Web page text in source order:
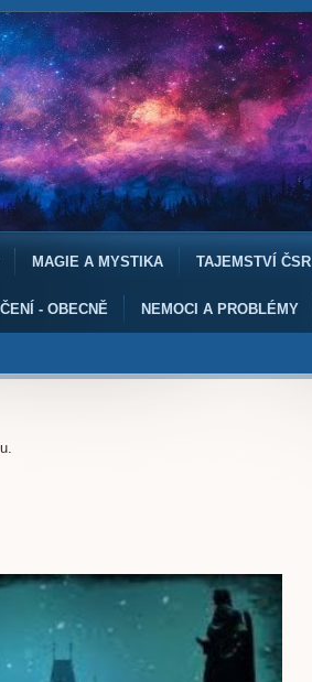
MAGIE A MYSTIKA TAJEMSTVÍ ČSR
- OBECNĚ NEMOCI A PROBLÉMY